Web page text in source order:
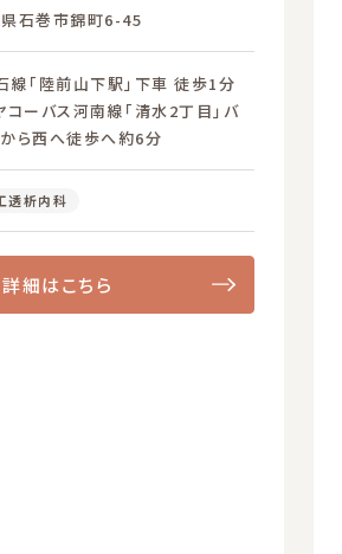
石巻市錦町6-45
線「陸前山下駅」下車 徒歩1分
コーバス河南線「清水2丁目」バ
ら西へ徒歩へ約6分
透析内科
詳細はこちら